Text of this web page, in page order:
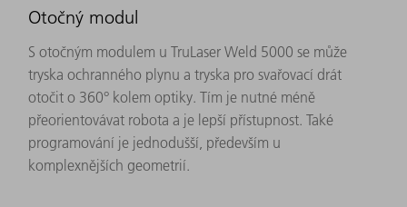
Otočný modul
S otočným modulem u TruLaser Weld 5000 se může
tryska ochranného plynu a tryska pro svařovací drát
otočit o 360° kolem optiky. Tím je nutné méně
přeorientovávat robota a je lepší přístupnost. Také
programování je jednodušší, především u
komplexnějších geometrií.